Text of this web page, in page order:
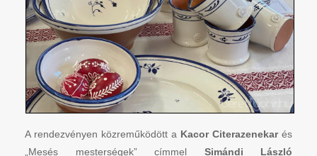
A rendezvényen közreműködött a Kacor Citerazenekarés
„Mesés mesterségek” címmel Simándi László